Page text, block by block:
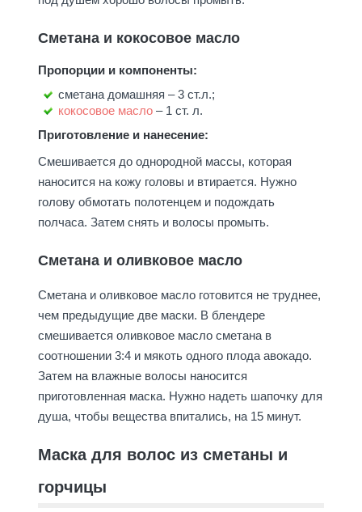
Сметана и кокосовое масло
Пропорции и компоненты:
сметана домашняя – 3 ст.л.;
кокосовое масло– 1 ст. л.
Приготовление и нанесение:
Смешивается до однородной массы, которая
наносится на кожу головы и втирается. Нужно
голову обмотать полотенцем и подождать
полчаса. Затем снять и волосы промыть.
Сметана и оливковое масло
Сметана и оливковое масло готовится не труднее,
чем предыдущие две маски. В блендере
смешивается оливковое масло сметана в
соотношении 3:4 и мякоть одного плода авокадо.
Затем на влажные волосы наносится
приготовленная маска. Нужно надеть шапочку для
душа, чтобы вещества впитались, на 15 минут.
Маска для волос из сметаны и
горчицы